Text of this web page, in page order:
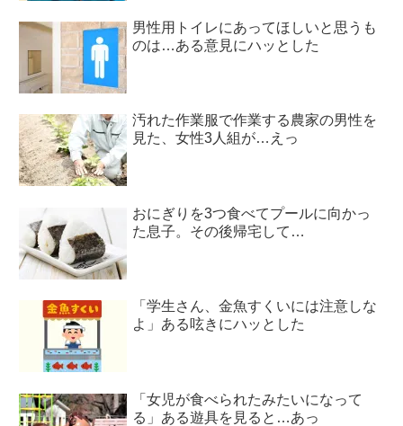
男性用トイレにあってほしいと思うも
のは…ある意見にハッとした
汚れた作業服で作業する農家の男性を
見た、女性3人組が…えっ
おにぎりを3つ食べてプールに向かっ
た息子。その後帰宅して…
「学生さん、金魚すくいには注意しな
よ」ある呟きにハッとした
「女児が食べられたみたいになって
る」ある遊具を見ると…あっ